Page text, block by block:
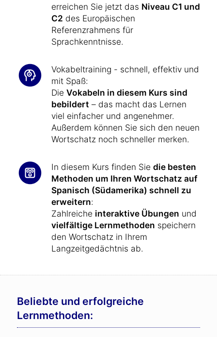
erreichen Sie jetzt das Niveau C1 und
C2 des Europäischen
Referenzrahmens für
Sprachkenntnisse.
Vokabeltraining - schnell, effektiv und
mit Spaß:
Die Vokabeln in diesem Kurs sind
bebildert – das macht das Lernen
viel einfacher und angenehmer.
Außerdem können Sie sich den neuen
Wortschatz noch schneller merken.
In diesem Kurs finden Sie die besten
Methoden um Ihren Wortschatz auf
Spanisch (Südamerika) schnell zu
erweitern:
Zahlreiche interaktive Übungen und
vielfältige Lernmethoden speichern
den Wortschatz in Ihrem
Langzeitgedächtnis ab.
Beliebte und erfolgreiche
Lernmethoden: